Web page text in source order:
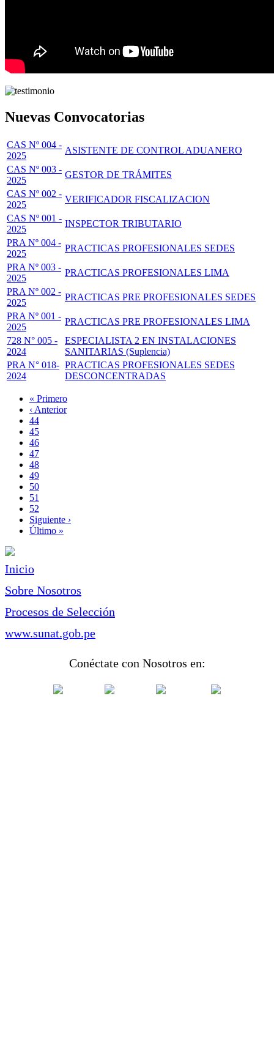
Nuevas Convocatorias
CAS Nº 004 -
2025
ASISTENTE DE CONTROL ADUANERO
CAS Nº 003 -
2025
GESTOR DE TRÁMITES
CAS Nº 002 -
2025
VERIFICADOR FISCALIZACION
CAS Nº 001 -
2025
INSPECTOR TRIBUTARIO
PRA Nº 004 -
2025
PRACTICAS PROFESIONALES SEDES
PRA Nº 003 -
2025
PRACTICAS PROFESIONALES LIMA
PRA Nº 002 -
2025
PRACTICAS PRE PROFESIONALES SEDES
PRA Nº 001 -
2025
PRACTICAS PRE PROFESIONALES LIMA
728 N° 005 -
2024
ESPECIALISTA 2 EN INSTALACIONES
SANITARIAS (Suplencia)
PRA N° 018-
2024
PRACTICAS PROFESIONALES SEDES
DESCONCENTRADAS
Paginación
Primera
página
« Primero
Página
anterior
‹ Anterior
Page
44
Page
45
Page
46
Page
47
Página
actual
48
Page
49
Page
50
Page
51
Page
52
Siguiente
página
Siguiente ›
Última
Último »
Inicio
Sobre Nosotros
Procesos de Selección
www.sunat.gob.pe
Conéctate con Nosotros en: